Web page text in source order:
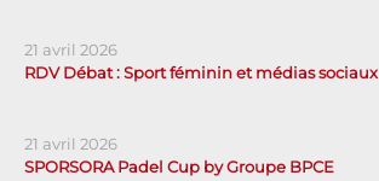
21 avril 2026
RDV Débat : Sport féminin et médias sociaux
21 avril 2026
SPORSORA Padel Cup by Groupe BPCE